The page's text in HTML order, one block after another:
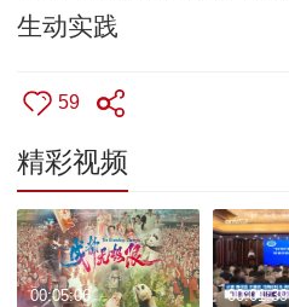
生动实践
59
精彩视频
00:05:06 00:01:39